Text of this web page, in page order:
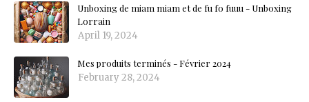
Unboxing de miam miam et de fu fo fuuu - Unboxing
Lorrain
April 19, 2024
Mes produits terminés - Février 2024
February 28, 2024